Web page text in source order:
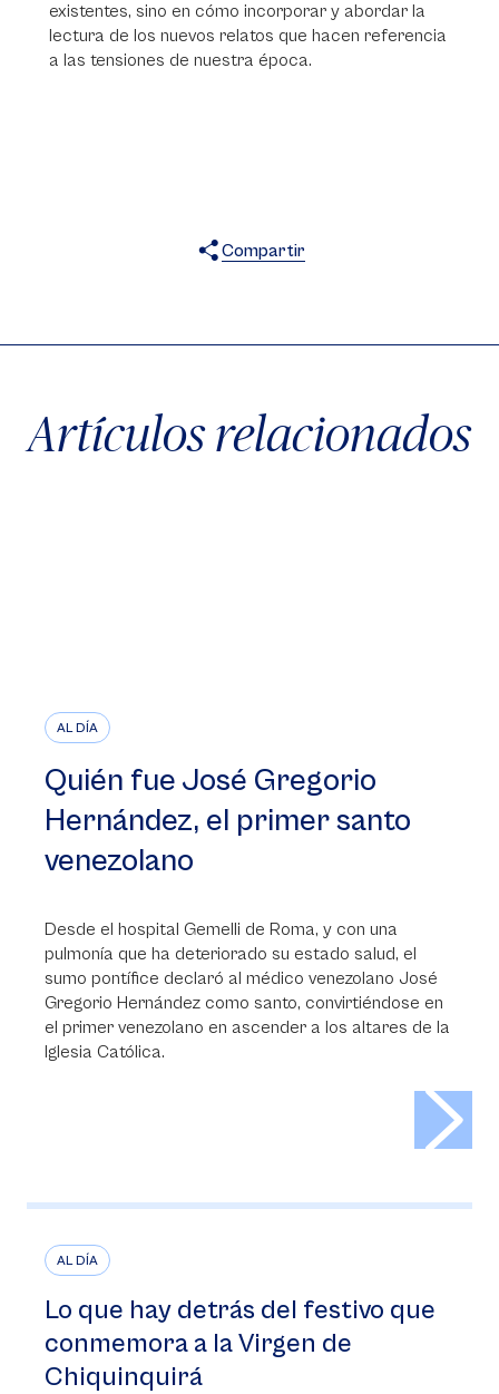
existentes, sino en cómo incorporar y abordar la
lectura de los nuevos relatos que hacen referencia
a las tensiones de nuestra época.
Compartir
Artículos relacionados
AL DÍA
Quién fue José Gregorio
Hernández, el primer santo
venezolano
Desde el hospital Gemelli de Roma, y con una
pulmonía que ha deteriorado su estado salud, el
sumo pontífice declaró al médico venezolano José
Gregorio Hernández como santo, convirtiéndose en
el primer venezolano en ascender a los altares de la
Iglesia Católica.
AL DÍA
Lo que hay detrás del festivo que
conmemora a la Virgen de
Chiquinquirá